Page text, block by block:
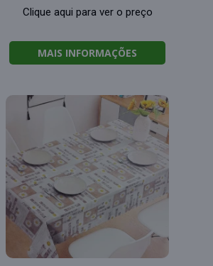
Clique aqui para ver o preço
MAIS INFORMAÇÕES